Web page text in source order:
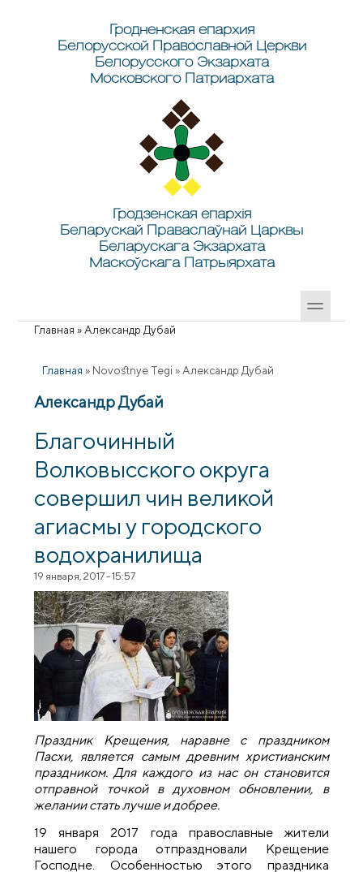
Гродненская епархия
Белорусской Православной Церкви
Белорусского Экзархата
Московского Патриархата
Гродзенская епархія
Беларускай Праваслаўнай Царквы
Беларускага Экзархата
Маскоўскага Патрыярхата
Главная » Александр Дубай
Главная » Novostnye Tegi » Александр Дубай
Александр Дубай
Благочинный
Волковысского округа
совершил чин великой
агиасмы у городского
водохранилища
19 января, 2017 - 15:57
Праздник Крещения, наравне с праздником
Пасхи, является самым древним христианским
праздником. Для каждого из нас он становится
отправной точкой в духовном обновлении, в
желании стать лучше и добрее.
19 января 2017 года православные жители
нашего города отпраздновали Крещение
Господне. Особенностью этого праздника